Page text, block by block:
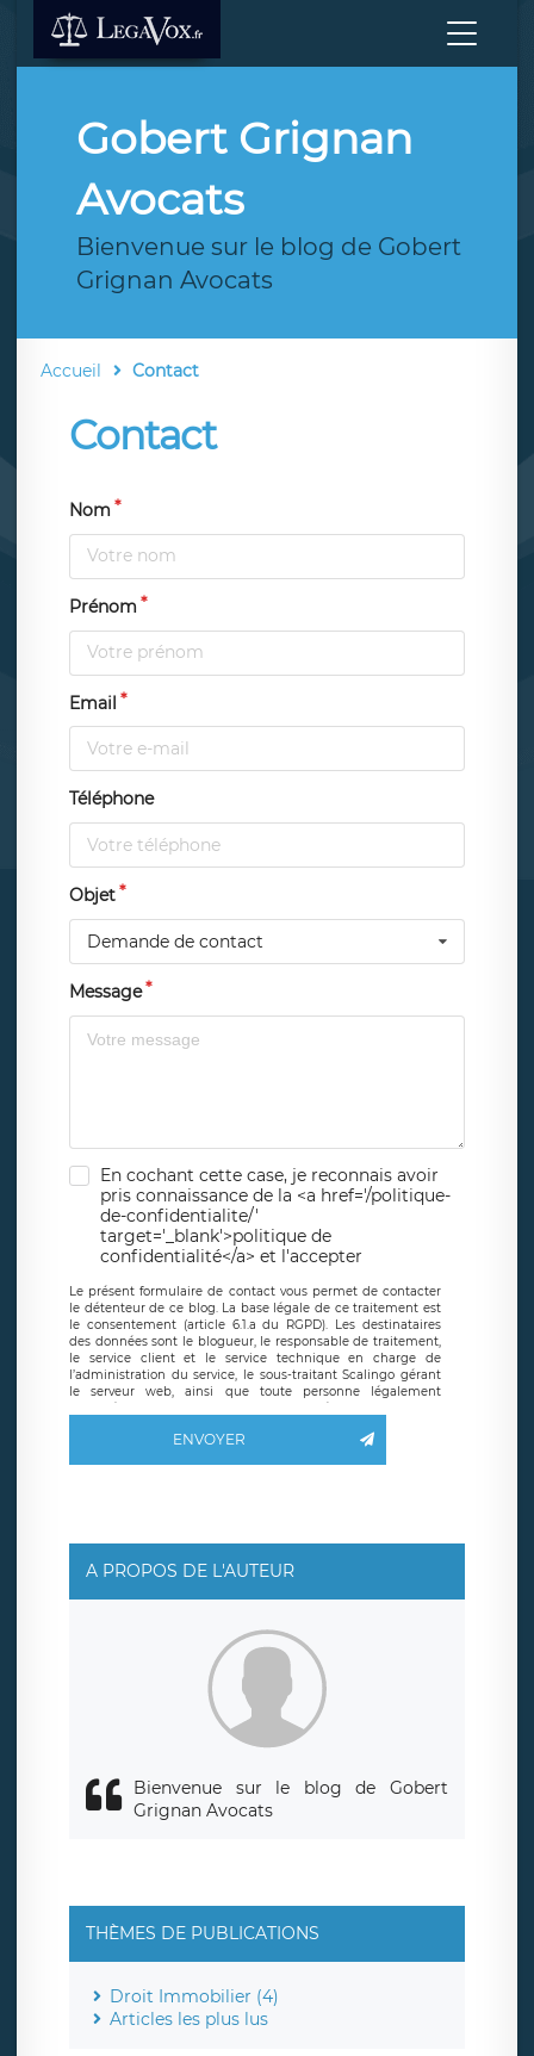
Gobert Grignan
Avocats
Bienvenue sur le blog de Gobert
Grignan Avocats
Accueil Contact
Contact
Nom
Prénom
Email
Téléphone
Objet
Demande de contact
Message
En cochant cette case, je reconnais avoir
pris connaissance de la <a href='/politique-
de-confidentialite/'
target='_blank'>politique de
confidentialité</a> et l'accepter
Le présent formulaire de contact vous permet de contacter
le détenteur de ce blog. La base légale de ce traitement est
le consentement (article 6.1.a du RGPD). Les destinataires
des données sont le blogueur, le responsable de traitement,
le service client et le service technique en charge de
l’administration du service, le sous-traitant Scalingo gérant
le serveur web, ainsi que toute personne légalement
autorisée. Le formulaire de contact à destination du
basé en France et offrant des
clauses de protection
limitation du traitement relatif à vos données à caractère
données. Vous pouvez exercer ces droits auprès du délégué
de traitement est la société LÉGAVOX, sis 9 rue Léopold
Sédar Senghor, joignable à l’adresse mail :
responsabledetraitement@legavox.fr. Vous avez également
le droit d’introduire une réclamation auprès d’une autorité
ENVOYER
A PROPOS DE L'AUTEUR
Bienvenue sur le blog de Gobert
Grignan Avocats
THÈMES DE PUBLICATIONS
Droit Immobilier (4)
Articles les plus lus